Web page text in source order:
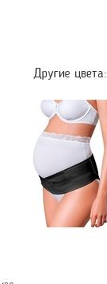
Другие цвета: